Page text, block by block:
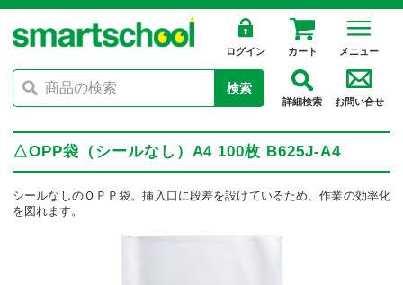
ログイン カート メニュー
検索
詳細検索 お問い合せ
△OPP袋（シールなし）A4 100枚 B625J-A4
シールなしのＯＰＰ袋。挿入口に段差を設けているため、作業の効率化
を図れます。